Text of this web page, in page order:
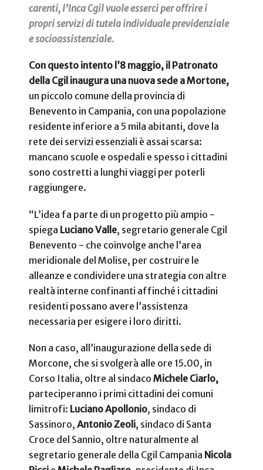
carenti, l’Inca Cgil vuole esserci per offrire i
propri servizi di tutela individuale previdenziale
e socioassistenziale.
Con questo intento l’8 maggio, il Patronato
della Cgil inaugura una nuova sede a Mortone,
un piccolo comune della provincia di
Benevento in Campania, con una popolazione
residente inferiore a 5 mila abitanti, dove la
rete dei servizi essenziali è assai scarsa:
mancano scuole e ospedali e spesso i cittadini
sono costretti a lunghi viaggi per poterli
raggiungere.
“L’idea fa parte di un progetto più ampio -
spiega Luciano Valle, segretario generale Cgil
Benevento - che coinvolge anche l’area
meridionale del Molise, per costruire le
alleanze e condividere una strategia con altre
realtà interne confinanti affinché i cittadini
residenti possano avere l’assistenza
necessaria per esigere i loro diritti.
Non a caso, all’inaugurazione della sede di
Morcone, che si svolgerà alle ore 15.00, in
Corso Italia, oltre al sindaco Michele Ciarlo,
parteciperanno i primi cittadini dei comuni
limitrofi: Luciano Apollonio, sindaco di
Sassinoro, Antonio Zeoli, sindaco di Santa
Croce del Sannio, oltre naturalmente al
segretario generale della Cgil Campania Nicola